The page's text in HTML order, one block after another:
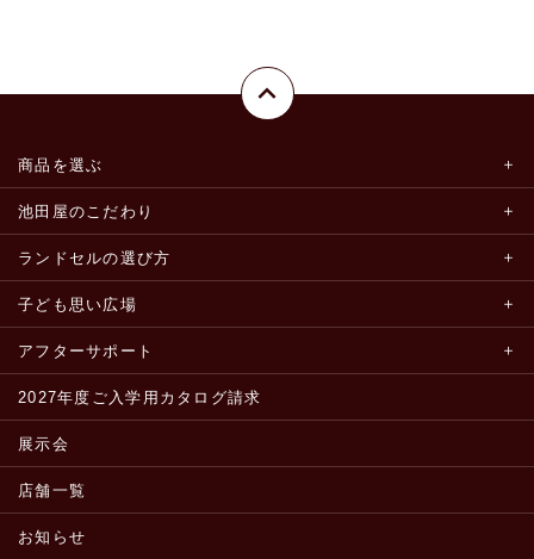
商品を選ぶ
池田屋のこだわり
ランドセルの選び方
子ども思い広場
アフターサポート
2027年度ご入学用カタログ請求
展示会
店舗一覧
お知らせ